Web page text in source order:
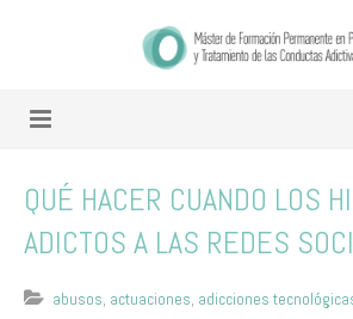
QUÉ HACER CUANDO LOS
ADICTOS A LAS REDES
abusos, actuaciones, adicciones